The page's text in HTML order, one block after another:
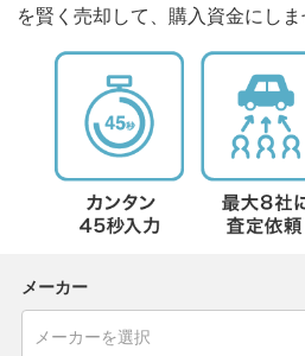
を賢く売却して、購入資金にしま
メーカー